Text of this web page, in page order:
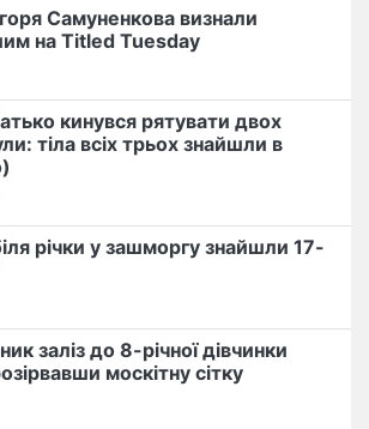
Самуненкова визнали
на Titled Tuesday
кинувся рятувати двох
тіла всіх трьох знайшли в
річки у зашморгу знайшли 17-
заліз до 8-річної дівчинки
москітну сітку